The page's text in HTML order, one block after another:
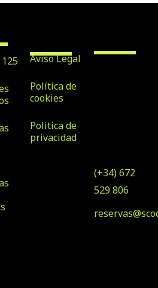
Aviso Legal
Política de
cookies
Politica de
privacidad
(+34) 672
529 806